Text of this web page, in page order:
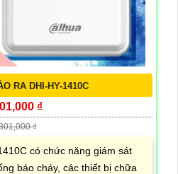
RA DHI-HY-1410C
₫
₫
có chức năng giám sát
báo cháy, các thiết bị chữa